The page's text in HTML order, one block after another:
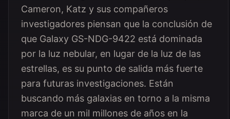
Cameron, Katz y sus compañeros
investigadores piensan que la conclusión de
que Galaxy GS-NDG-9422 está dominada
por la luz nebular, en lugar de la luz de las
estrellas, es su punto de salida más fuerte
para futuras investigaciones. Están
buscando más galaxias en torno a la misma
marca de un mil millones de años en la